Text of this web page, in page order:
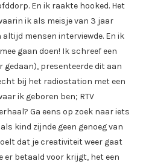
En ik raakte hooked. Het
ik als meisje van 3 jaar
mensen interviewde. En ik
gaan doen! Ik schreef een
presenteerde dit aan
bij het radiostation met een
ik geboren ben; RTV
Ga eens op zoek naar iets
kind zijnde geen genoeg van
dat je creativiteit weer gaat
er betaald voor krijgt, het een